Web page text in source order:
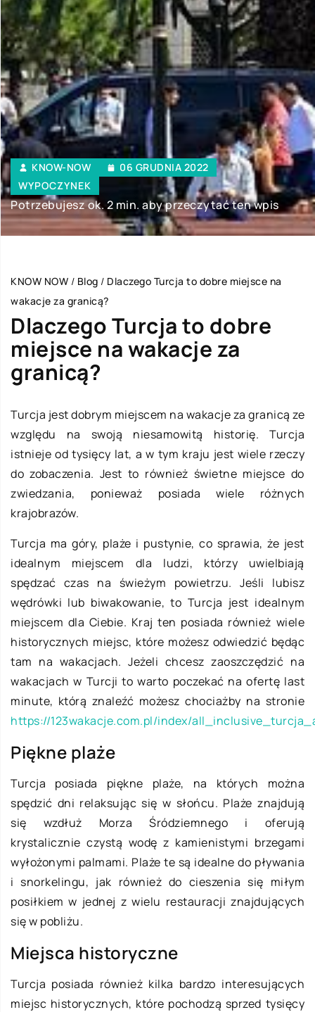
KNOW-NOW
06 GRUDNIA 2022
WYPOCZYNEK
Potrzebujesz ok. 2 min. aby przeczytać ten wpis
KNOW NOW / Blog / Dlaczego Turcja to dobre miejsce na
wakacje za granicą?
Dlaczego Turcja to dobre
miejsce na wakacje za
granicą?
Turcja jest dobrym miejscem na wakacje za granicą ze
względu na swoją niesamowitą historię. Turcja
istnieje od tysięcy lat, a w tym kraju jest wiele rzeczy
do zobaczenia. Jest to również świetne miejsce do
zwiedzania, ponieważ posiada wiele różnych
krajobrazów.
Turcja ma góry, plaże i pustynie, co sprawia, że jest
idealnym miejscem dla ludzi, którzy uwielbiają
spędzać czas na świeżym powietrzu. Jeśli lubisz
wędrówki lub biwakowanie, to Turcja jest idealnym
miejscem dla Ciebie. Kraj ten posiada również wiele
historycznych miejsc, które możesz odwiedzić będąc
tam na wakacjach. Jeżeli chcesz zaoszczędzić na
wakacjach w Turcji to warto poczekać na ofertę last
minute, którą znaleźć możesz chociażby na stronie
https://123wakacje.com.pl/index/
Piękne plaże
Turcja posiada piękne plaże, na których można
spędzić dni relaksując się w słońcu. Plaże znajdują
się wzdłuż Morza Śródziemnego i oferują
krystalicznie czystą wodę z kamienistymi brzegami
wyłożonymi palmami. Plaże te są idealne do pływania
i snorkelingu, jak również do cieszenia się miłym
posiłkiem w jednej z wielu restauracji znajdujących
się w pobliżu.
Miejsca historyczne
Turcja posiada również kilka bardzo interesujących
miejsc historycznych, które pochodzą sprzed tysięcy